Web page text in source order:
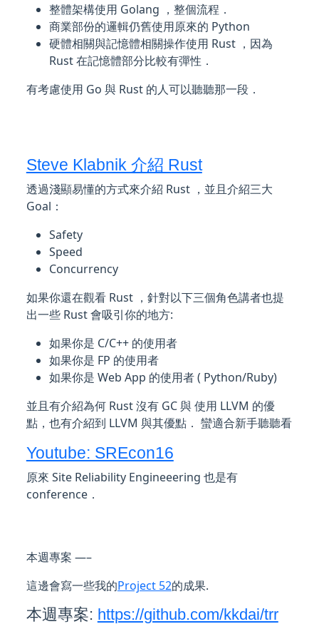
整體架構使用 Golang ，整個流程．
商業部份的邏輯仍舊使用原來的 Python
硬體相關與記憶體相關操作使用 Rust ，因為
Rust 在記憶體部分比較有彈性．
有考慮使用 Go 與 Rust 的人可以聽聽那一段．
Steve Klabnik 介紹 Rust
透過淺顯易懂的方式來介紹 Rust ，並且介紹三大
Goal：
Safety
Speed
Concurrency
如果你還在觀看 Rust ，針對以下三個角色講者也提
出一些 Rust 會吸引你的地方:
如果你是 C/C++ 的使用者
如果你是 FP 的使用者
如果你是 Web App 的使用者 ( Python/Ruby)
並且有介紹為何 Rust 沒有 GC 與 使用 LLVM 的優
點，也有介紹到 LLVM 與其優點． 蠻適合新手聽聽看
Youtube: SREcon16
原來 Site Reliability Engineeering 也是有
conference．
本週專案 —–
這邊會寫一些我的Project 52的成果.
本週專案: https://github.com/kkdai/trr